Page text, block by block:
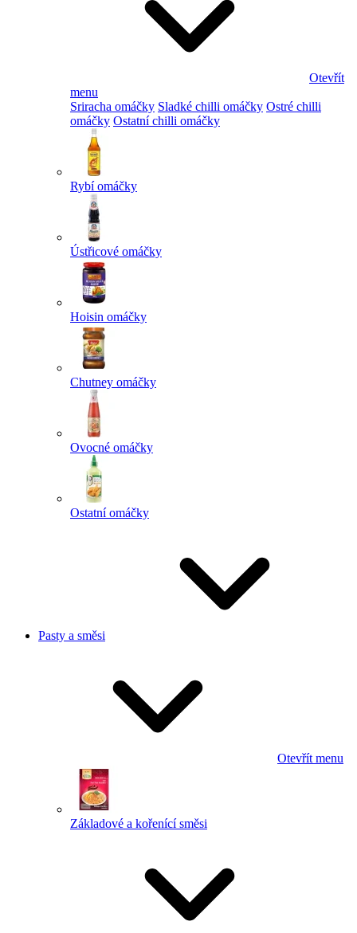
Otevřít
menu
Sriracha omáčky Sladké chilli omáčky Ostré chilli
omáčky Ostatní chilli omáčky
Rybí omáčky
Ústřicové omáčky
Hoisin omáčky
Chutney omáčky
Ovocné omáčky
Ostatní omáčky
Pasty a směsi
Otevřít menu
Základové a kořenící směsi